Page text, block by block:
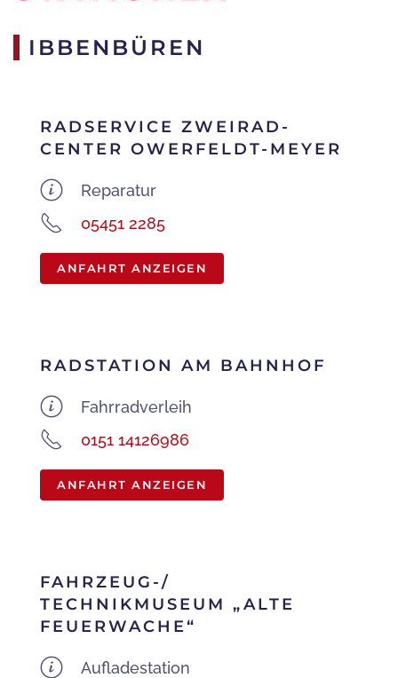
IBBENBÜREN
RADSERVICE ZWEIRAD-
CENTER OWERFELDT-MEYER
Reparatur
05451 2285
ANFAHRT ANZEIGEN
RADSTATION AM BAHNHOF
Fahrradverleih
0151 14126986
ANFAHRT ANZEIGEN
FAHRZEUG-/
TECHNIKMUSEUM „ALTE
FEUERWACHE“
Aufladestation